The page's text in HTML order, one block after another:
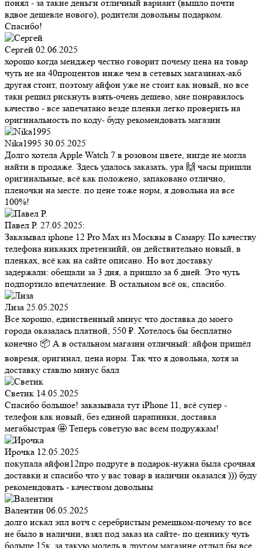
понял - за такие деньги отличный вариант (вышло почти
вдвое дешевле нового), родители довольны подарком.
Спасибо!
Сергей 02.06.2025
хорошо когда менджер честно говорит почему цена на товар
чуть не на 40процентов ниже чем в сетевых магазинах-акб
другая стоит, поэтому айфон уже не стоит как новый, но все
таки решил рискнуть взять-очень дешево, мне понравилось
качество - все запечатано везде пленки легко проверить на
оригинальность по коду- буду рекомендовать магазин
Nika1995 30.05.2025
Долго хотела Apple Watch 7 в розовом цвете, нигде не могла
найти в продаже. Здесь удалось заказать, ура 🙌 часы пришли
оригинальные, всё как положено, запаковано отлично,
пленочки на месте. по цене тоже норм, я довольна на все
100%!
Павел Р. 27.05.2025:
Заказывал iphone 12 Pro Max из Москвы в Самару. По качеству
телефона никаких претензийй, он действительно новый, в
пленках, всё как на сайте описано. Но вот доставку
задержали: обещали за 3 дня, а пришло за 6 дней. Это чуть
подпортило впечатление. В остальном всё ок, спасибо.
Лиза 25.05.2025
Все хорошо, единственный минус что доставка до моего
города оказалась платной, 550 ₽. Хотелось бы бесплатно
конечно 📦 А в остальном магазин отличный: айфон пришёл
вовремя, оригинал, цена норм. Так что я довольна, хотя за
доставку ставлю минус балл
Светик 14.05.2025
Спасибо большое! заказывала тут iPhone 11, всё супер -
телефон как новый, без единой царапинки, доставка
мегабыстрая 🤩 Теперь советую вас всем подружкам!
Ирочка 12.05.2025
покупала айфон12про подруге в подарок-нужна была срочная
доставки и спасибо что у вас товар в наличии оказался ))) буду
рекомендовать - качеством довольны
Валентин 06.05.2025
долго искал эпл вотч с серебристым ремешком-почему то все
не было в наличии, взял под заказ на сайте- по ценнику чуть
больше 15к, за такую модель в другом магазине отдыл бы все